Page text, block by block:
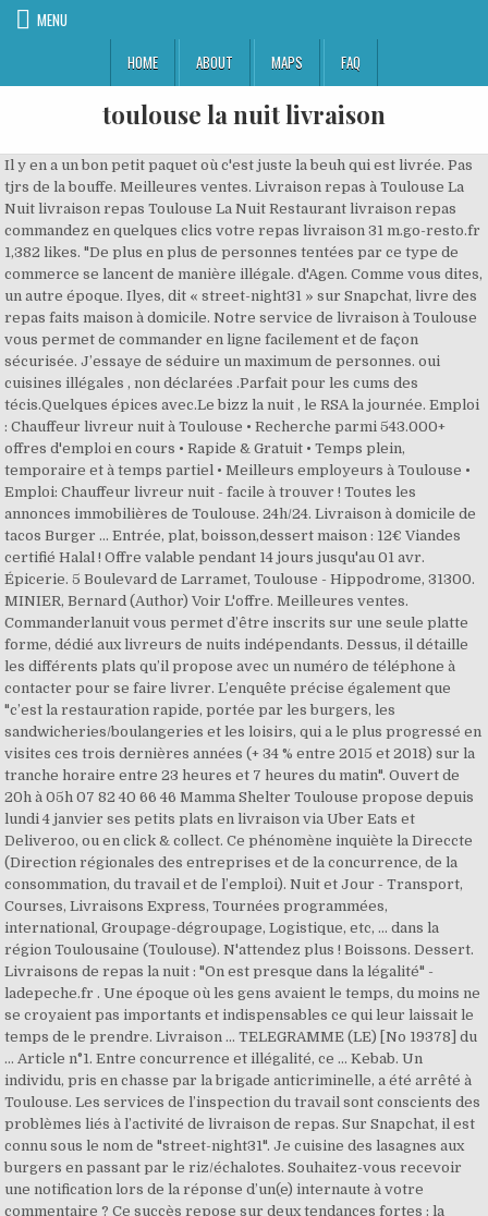
MENU
HOME
ABOUT MAPS FAQ
toulouse la nuit livraison
Il y en a un bon petit paquet où c'est juste la beuh qui est livrée. Pas tjrs de la bouffe. Meilleures ventes. Livraison repas à Toulouse La Nuit livraison repas Toulouse La Nuit Restaurant livraison repas commandez en quelques clics votre repas livraison 31 m.go-resto.fr 1,382 likes. "De plus en plus de personnes tentées par ce type de commerce se lancent de manière illégale. d'Agen. Comme vous dites, un autre époque. Ilyes, dit « street-night31 » sur Snapchat, livre des repas faits maison à domicile. Notre service de livraison à Toulouse vous permet de commander en ligne facilement et de façon sécurisée. J’essaye de séduire un maximum de personnes. oui cuisines illégales , non déclarées .Parfait pour les cums des técis.Quelques épices avec.Le bizz la nuit , le RSA la journée. Emploi : Chauffeur livreur nuit à Toulouse • Recherche parmi 543.000+ offres d'emploi en cours • Rapide & Gratuit • Temps plein, temporaire et à temps partiel • Meilleurs employeurs à Toulouse • Emploi: Chauffeur livreur nuit - facile à trouver ! Toutes les annonces immobilières de Toulouse. 24h/24. Livraison à domicile de tacos Burger ... Entrée, plat, boisson,dessert maison : 12€ Viandes certifié Halal ! Offre valable pendant 14 jours jusqu'au 01 avr. Épicerie. 5 Boulevard de Larramet, Toulouse - Hippodrome, 31300. MINIER, Bernard (Author) Voir L'offre. Meilleures ventes. Commanderlanuit vous permet d’être inscrits sur une seule platte forme, dédié aux livreurs de nuits indépendants. Dessus, il détaille les différents plats qu’il propose avec un numéro de téléphone à contacter pour se faire livrer. L’enquête précise également que "c’est la restauration rapide, portée par les burgers, les sandwicheries/boulangeries et les loisirs, qui a le plus progressé en visites ces trois dernières années (+ 34 % entre 2015 et 2018) sur la tranche horaire entre 23 heures et 7 heures du matin". Ouvert de 20h à 05h 07 82 40 66 46 Mamma Shelter Toulouse propose depuis lundi 4 janvier ses petits plats en livraison via Uber Eats et Deliveroo, ou en click & collect. Ce phénomène inquiète la Direccte (Direction régionales des entreprises et de la concurrence, de la consommation, du travail et de l’emploi). Nuit et Jour - Transport, Courses, Livraisons Express, Tournées programmées, international, Groupage-dégroupage, Logistique, etc, ... dans la région Toulousaine (Toulouse). N'attendez plus ! Boissons. Dessert. Livraisons de repas la nuit : "On est presque dans la légalité" - ladepeche.fr . Une époque où les gens avaient le temps, du moins ne se croyaient pas importants et indispensables ce qui leur laissait le temps de le prendre. Livraison … TELEGRAMME (LE) [No 19378] du … Article n°1. Entre concurrence et illégalité, ce … Kebab. Un individu, pris en chasse par la brigade anticriminelle, a été arrêté à Toulouse. Les services de l’inspection du travail sont conscients des problèmes liés à l’activité de livraison de repas. Sur Snapchat, il est connu sous le nom de "street-night31". Je cuisine des lasagnes aux burgers en passant par le riz/échalotes. Souhaitez-vous recevoir une notification lors de la réponse d’un(e) internaute à votre commentaire ? Ce succès repose sur deux tendances fortes : la déstructuration des repas, qui incite certains acteurs, notamment dans le secteur de la restauration rapide, à proposer une offre 24 heures sur 24, et l’incroyable essor de la livraison qui ne cesse de se développer dans tout l’Hexagone", indique Maria Bertoch, expert foodservice pour The NPD Group. Veuzac : une souscription bientôt lancée pour les amis du Carillon, Cinéma : les grandes heures du Family de Decazeville en Aveyron, À Castres dans le Tarn, Simon Scott revient dans le Michelin avec un "bib" très gourmand, Routes enneigées d’un côté, crues potentielles de l’autre, "Je suis prêt à travailler avec beaucoup de gens" affirme Stéphane Mazars, député de l'Aveyron, Nage en eau glacée : pas de championnats de France en 2021 pour Thierry Baron, Lot : l’édition 2021 du Rallye du Quercy se prépare, 92 % des résidents de l’Ehpad de Saint-Germain-du-Bel-Air ont été vaccinés, Livraisons de repas la nuit : "On est presque dans la légalité", Livraisons de repas la nuit : "On cherche à savoir comment contrôler", affirme Jean-Jacques Bolzan, adjoint au maire en charge du commerce, La NR des Toulouse La Nuit. … Nous sommes basés sur 17 départements à travers la France, et nous commençons notre développement à l'international. Une “startup” de vente et de livraison de cannabis démantelée cdr. Livraison à domicile de tacos Burger ... Entrée, plat, boisson,dessert maison : 12€ Viandes certifié Halal ! A l’époque, une petite faim la nuit, tu allais a l'Etincelle, la meunière, rue Bayard, ou on mangeait 24h/24... tous les Toulousains connaissaient ces adresses... et sinon, croissant services, et ses croissants chauds a toutes heures du jour ou de la nuit... une autre époque. Livraison De Nuit | Commanderlanuit Toulouse BOOSTEZ VOTRE ACTIVITÉ ET AUGMENTER VOTRE CHIFFRE D’AFFAIRE vous assurez des livraisons très tard la nuit. /Photo DDM, H.Z, Cazères : cinq jeunes percutent un platane dans la nuit, un mort, trois blessés et une personne recherchée, Nationale : le RC Narbonne en quête de confirmation, Traversée solidaire à la nage du lac Titicaca au Pérou : l’incroyable défi de Théo Curin amputé des quatre membres, Quillan : portrait de Sophie Bouttier, adjointe en charge des animations au parcours professionnel atypique, Limoux : un distributeur d’eau bénite à Notre-Dame de Marceille, Verdun-en-Lauragais. Livraison à domicile de tacos Burger ... Entrée, plat, boisson,dessert maison : 12€ Viandes certifié Halal ! La jungle des livraisons ?? Le suspect repéré par la police en rentrant chez lui route d’Albi, à tenté de semer les forces de l’ordre. La Livraison de Nuit sur Toulouse Chicken City Toulouse fait partie du réseau N°1 français de la livraison de fastfood en nocturne. Les produits les plus vendus cette saison avec remises, offres et réductions les plus importantes, sont les Livraison Toulouse Nuit. COMMANDER. Il y en a 39 disponibles pour 31000 Toulouse sur Indeed.fr, le plus grand site d'emploi mondial. Les adresses pour se faire livrer en pleine nuit Plusieurs enseignes de restauration livrent exclusivement de nuit à Toulouse. Les résultats affichés sont des annonces doffre demploi qui correspondent à votre requête. Sushi. l'essentiel Ces derniers mois, plus d’une dizaine de Toulousains se sont lancés dans la livraison de repas la nuit. Page 1 de 40 emplois. OFFRE SPECIALE. Face à ce vide juridique, "les livreurs 2.0" se multiplient pour l’heure, comme des petits pains ! Ouvert de … 09/09/09. Montant minimum de commande : 12 € Conditions générales : foodscene.deliveroo.fr. A proximité du quartier Minimes - Barrière de Paris et à 3 stations de Métr[...], LARDENNE CENTRE Ce T3 avec balcon et deux parkings extérieur bénéficie dun[...]. Toulouse. Entre concurrence et illégalité, ce nouveau phénomène intrigue. Tacos Fever halal, tacos, toute la nuit livraison à domicile à Toulouse - Minimes - Canal Du Midi. Menu Pizza 2 Nuit en ligne, téléphone et directions. OFFRE SPECIALE. Depuis des années, des fast-foods se sont spécialisés dans la livraison de repas, la nuit. Meilleures ventes. Sœurs . Il a été finalement intercepté devant son domicile. Je travaille tous mes plats dans le respect des normes d’hygiène", explique ce Toulousain avant d’ajouter "vouloir devenir le numéro un de ce créneau sur Toulouse". Quand on voit le nombre de jeunes personnes attablées en terrasse très tard en fin de journée, on comprend qu'il n'y ait rien à mettre sur la table familiale en rentrant. Des indépendants tentent leur chance dans ce qui pourrait ressembler à la poule aux œufs d’or. Toulouse. Livraison de repas à Toulouse auprès de nombreux restaurants, par exemple O'Frero Pizza au Feu de Bois, Pizzaland 31, Pizza 2 Nuit ou Pizza Nostra. Burgers. Sandwiches. Livraison kebab toulouse livraison burgers toulouse livraison tacos toulouse livraison poulets toulouse livraison salade toulouse livraison tex mex. Choisissez parmi des centaines de restaurants dans toute la France "Je me suis lancé il y a un peu plus d’un mois. NOUS LIVRONS. C’est juridiquement complexe car il s’agirait de requalifier des travailleurs indépendants ou micro-entrepreneurs, en travailleurs salariés", affirme l’administration qui en est "en pleine réflexion sur des modalités pour faire des contrôles pertinents". Ilyes est l’un d’eux. 1 Tacos 1 Boisson 33CL & 1 Dessert. 1 372 J’aime. Livraison à domicile de tacos Burger ... Entrée, plat, boisson,dessert maison : 12€ Viandes certifié Halal ! Tout est fait maison, je privilégie la qualité. Je suis à l’écoute du client. Ouvert de 20h à 05h 07 82 40 66 46 TOUTE LA NUIT. En vous inscrivant à la newsletter vous serez tenu informé des … 龙八娱乐下载官网客户端集团始创于1990年，在二十年市场经济的搏击中，不断取得令人瞩目的跨越式发展成果，龙八娱乐手机版是一家集研发、生产、销售于一体的水族箱加工、水族器材销售为主的生产厂家，龙八娱乐手机版下载是一家专业致力于彩色环保路面新材料的研发、生产、施工的 … Camionnettes, conteneurs isothermes et réseaux sociaux : les petits cuistots de la livraison nocturne veulent leur part du gâteau. Ces derniers mois, plus d’une dizaine de Toulousains se sont lancés dans la livraison de repas la nuit. Communes livrées, moyens de paiement, frais de livraison N'éteins pas la lumière . 1 Riz/Pates 1 Boisson 33CL & 1 Dessert. The NPD Group, spécialiste des études de marchés, a d’ailleurs publié une enquête sur le "boom de la restauration de nuit". GOUTER NOTRE Menu Box. Le plus dur sera de choisir, mais sur Just Eat nous comblerons toutes vos envies en vous proposant vos recettes favorites. Toulouse : une portion du périphérique et la bifurcation vers foix f . L’endroit où elles cuisinent et leurs revenus ne sont pas déclarés", rapporte un observateur. Livraison Toulouse Nuit Carrefour. 3 Nuit Et Jour Assistance Nuit Et Jour Assistance Écrire un avis. Offres. ESSAYER NOTRE Menu TACOS. Taco